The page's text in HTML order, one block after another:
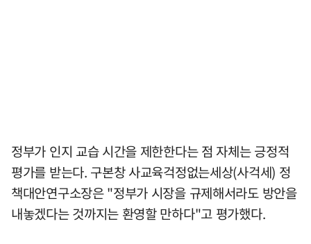
정부가 인지 교습 시간을 제한한다는 점 자체는 긍정적
평가를 받는다. 구본창 사교육걱정없는세상(사걱세) 정
책대안연구소장은 "정부가 시장을 규제해서라도 방안을
내놓겠다는 것까지는 환영할 만하다"고 평가했다.